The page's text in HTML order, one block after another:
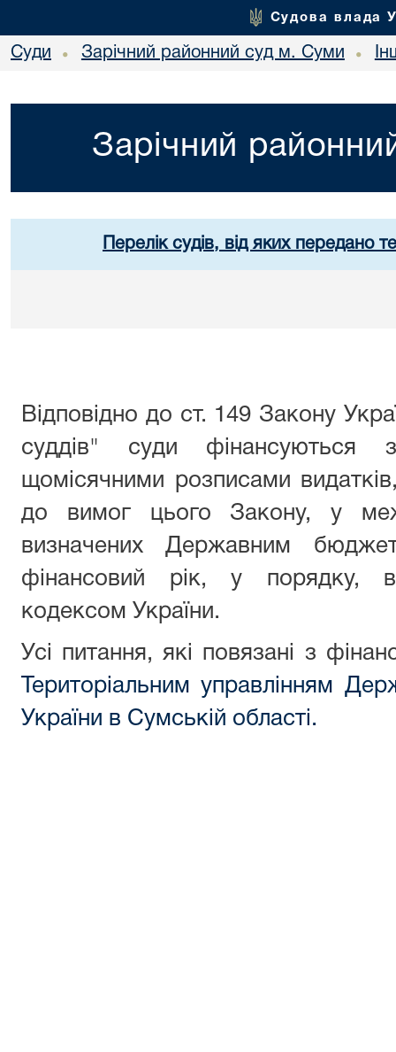
Судова влада
Суди • Зарічний районний суд м. Суми •
Зарічний
Перелік судів, від яких передано
Відповідно до ст. 149 Закону
суддів" суди фінансуються
щомісячними розписами
до вимог цього Закону, у
визначених Державним
фінансовий рік, у порядку,
кодексом України.
Усі питання, які повязані з
Територіальним управлінням
України в Сумській області.